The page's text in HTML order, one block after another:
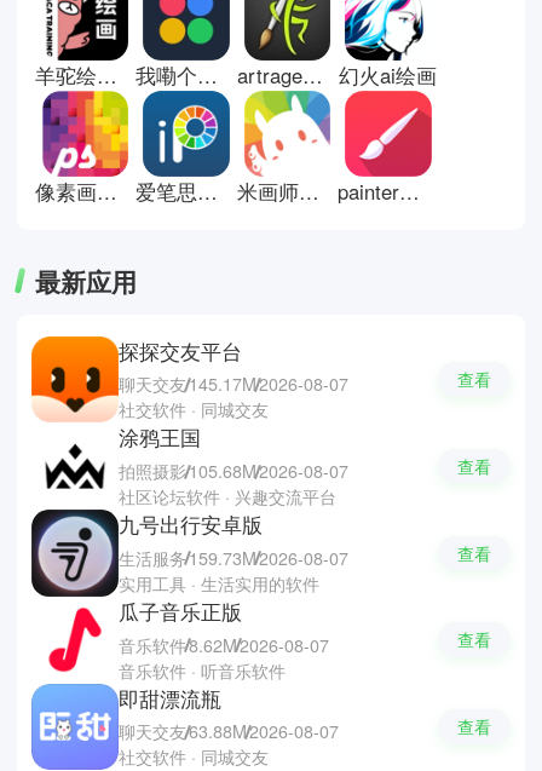
备上完成各种绘画的完整流程。小
编今天为你们带来几款私心认为好
用，例如画世界Pro、爱笔思画X、
熊猫绘画等等，无论你是插画设
计、漫画制作、原画创作、为了书
法压力的日常涂鸦、甚至是想要随
手动笔放松地绘画都可以完成，让
你在无时无刻就可以展现出你的艺
羊驼绘画软件 我嘞个豆安卓版 artrage绘画 幻火ai绘画
像素画板软件 爱笔思画x中文版 米画师接单平台 painter绘画软件
最新应用
探探交友平台
聊天交友145.17M2026-08-07
社交软件 · 同城交友
查看
涂鸦王国
拍照摄影105.68M2026-08-07
社区论坛软件 · 兴趣交流平台
查看
九号出行安卓版
生活服务159.73M2026-08-07
实用工具 · 生活实用的软件
查看
瓜子音乐正版
音乐软件8.62M2026-08-07
音乐软件 · 听音乐软件
查看
即甜漂流瓶
聊天交友63.88M2026-08-07
社交软件 · 同城交友
查看